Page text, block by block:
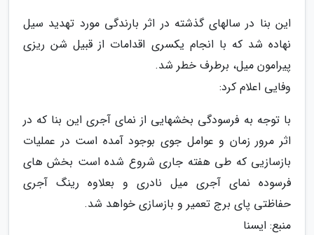
این بنا در سالهای گذشته در اثر بارندگی مورد تهدید سیل
نهاده شد که با انجام یکسری اقدامات از قبیل شن ریزی
پیرامون میل، برطرف خطر شد.
وفایی اعلام کرد:
با توجه به فرسودگی بخشهایی از نمای آجری این بنا که در
اثر مرور زمان و عوامل جوی بوجود آمده است در عملیات
بازسازیی که طی هفته جاری شروع شده است بخش های
فرسوده نمای آجری میل نادری و بعلاوه رینگ آجری
حفاظتی پای برج تعمیر و بازسازی خواهد شد.
منبع: ایسنا